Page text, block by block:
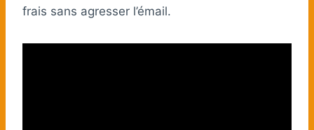
frais sans agresser l’émail.